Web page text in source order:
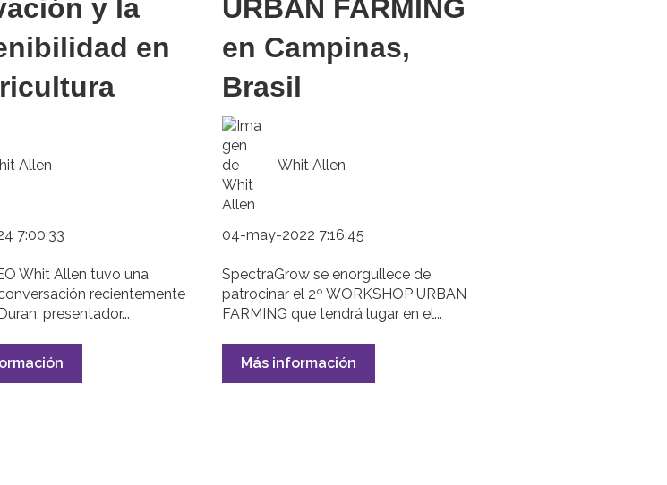
y la
en
Allen
7:00:33
Whit Allen tuvo una
recientemente
presentador...
URBAN FARMING
en Campinas,
Brasil
Whit Allen
04-may-2022 7:16:45
SpectraGrow se enorgullece de
patrocinar el 2º WORKSHOP URBAN
FARMING que tendrá lugar en el...
Más información